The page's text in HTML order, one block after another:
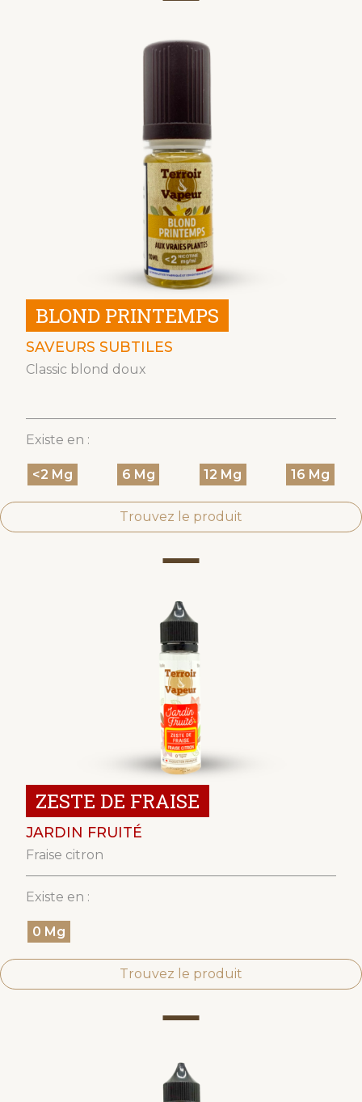
BLOND PRINTEMPS
SAVEURS SUBTILES
Classic blond doux
Existe en :
<2 Mg 6 Mg 12 Mg 16 Mg
Trouvez le produit
ZESTE DE FRAISE
JARDIN FRUITÉ
Fraise citron
Existe en :
0 Mg
Trouvez le produit